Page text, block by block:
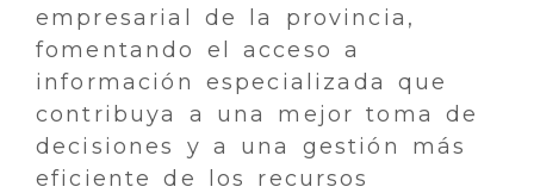
empresarial de la provincia,
fomentando el acceso a
información especializada que
contribuya a una mejor toma de
decisiones y a una gestión más
eficiente de los recursos